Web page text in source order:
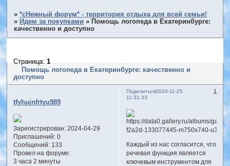
»*сНежный форум* - территория отдыха для всей семьи!
» Идем за покупками » Помощь логопеда в Екатеринбурге:
качественно и доступно
Помощь логопеда в Екатеринбурге: качественно и
доступно
Страница:1
Поделиться 1
2024-11-25
11:31:33
tfyhujnfrtyu989
Зарегистрирован: 2024-04-29
Приглашений:0
Сообщений:133
Провел на форуме:
3 часа 2 минуты
Каждый из нас согласится, что
речевая функция является
ключевым инструментом для